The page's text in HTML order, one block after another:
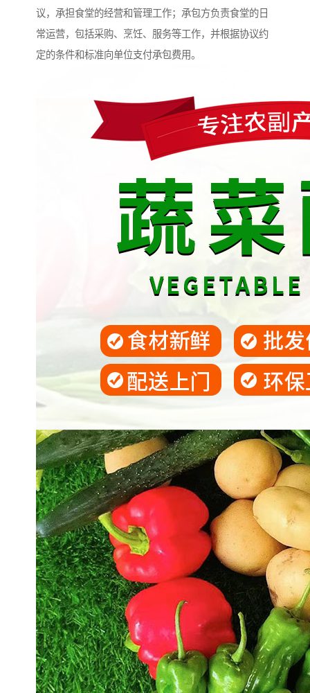
议，承担食堂的经营和管理工作；承包方负责食堂的日
常运营，包括采购、烹饪、服务等工作，并根据协议约
定的条件和标准向单位支付承包费用。